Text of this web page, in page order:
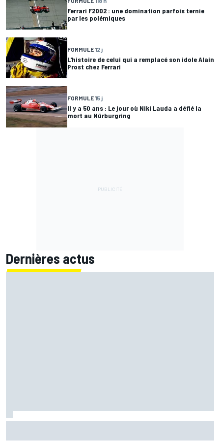
Ferrari F2002 : une domination parfois ternie
par les polémiques
FORMULE 12 j
L'histoire de celui qui a remplacé son idole Alain
Prost chez Ferrari
FORMULE 15 j
Il y a 50 ans : Le jour où Niki Lauda a défié la
mort au Nürburgring
Dernières actus